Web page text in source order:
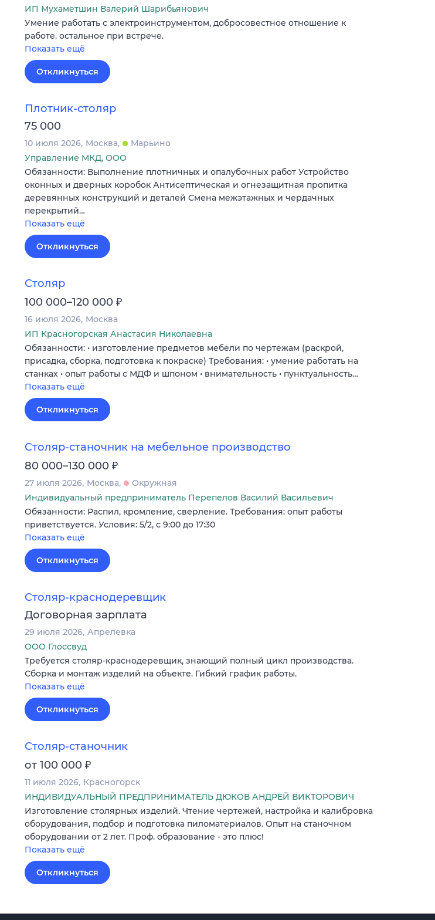
ИП Мухаметшин Валерий Шарибьянович
Умение работать с электроинструментом, добросовестное отношение к
работе. остальное при встрече.
Показать ещё
Откликнуться
Плотник-столяр
75 000
10 июля 2026 Москва
Марьино
Управление МКД, ООО
Обязанности: Выполнение плотничных и опалубочных работ Устройство
оконных и дверных коробок Антисептическая и огнезащитная пропитка
деревянных конструкций и деталей Смена межэтажных и чердачных
перекрытий…
Показать ещё
Откликнуться
Столяр
100 000–120 000 ₽
16 июля 2026 Москва
ИП Красногорская Анастасия Николаевна
Обязанности: • изготовление предметов мебели по чертежам (раскрой,
присадка, сборка, подготовка к покраске) Требования: • умение работать на
станках • опыт работы с МДФ и шпоном • внимательность • пунктуальность…
Показать ещё
Откликнуться
Столяр-станочник на мебельное производство
80 000–130 000 ₽
27 июля 2026 Москва
Окружная
Индивидуальный предприниматель Перепелов Василий Васильевич
Обязанности: Распил, кромление, сверление. Требования: опыт работы
приветствуется. Условия: 5/2, с 9:00 до 17:30
Показать ещё
Откликнуться
Столяр-краснодеревщик
Договорная зарплата
29 июля 2026 Апрелевка
ООО Глоссвуд
Требуется столяр-краснодеревщик, знающий полный цикл производства.
Сборка и монтаж изделий на объекте. Гибкий график работы.
Показать ещё
Откликнуться
Столяр-станочник
от 100 000 ₽
11 июля 2026 Красногорск
ИНДИВИДУАЛЬНЫЙ ПРЕДПРИНИМАТЕЛЬ ДЮКОВ АНДРЕЙ ВИКТОРОВИЧ
Изготовление столярных изделий. Чтение чертежей, настройка и калибровка
оборудования, подбор и подготовка пиломатериалов. Опыт на станочном
оборудовании от 2 лет. Проф. образование - это плюс!
Показать ещё
Откликнуться